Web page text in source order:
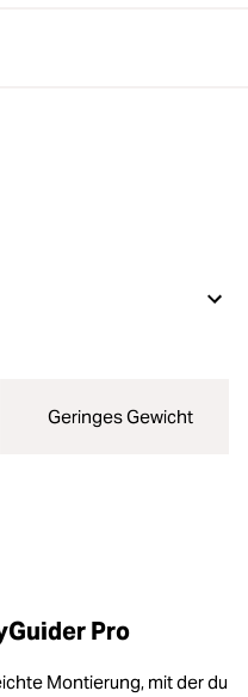
Geringes Gewicht
Pro
Montierung, mit der du